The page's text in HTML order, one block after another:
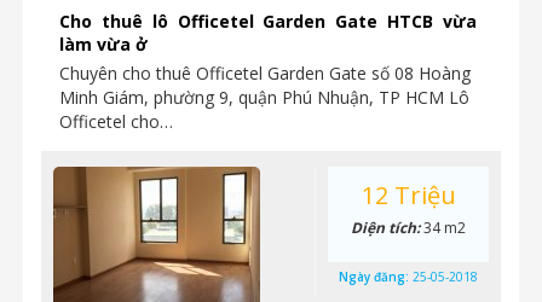
Cho thuê lô Officetel Garden Gate HTCB vừa
làm vừa ở
Chuyên cho thuê Officetel Garden Gate số 08 Hoàng
Minh Giám, phường 9, quận Phú Nhuận, TP HCM Lô
Officetel cho…
12 Triệu
Diện tích:34 m2
Ngày đăng: 25-05-2018